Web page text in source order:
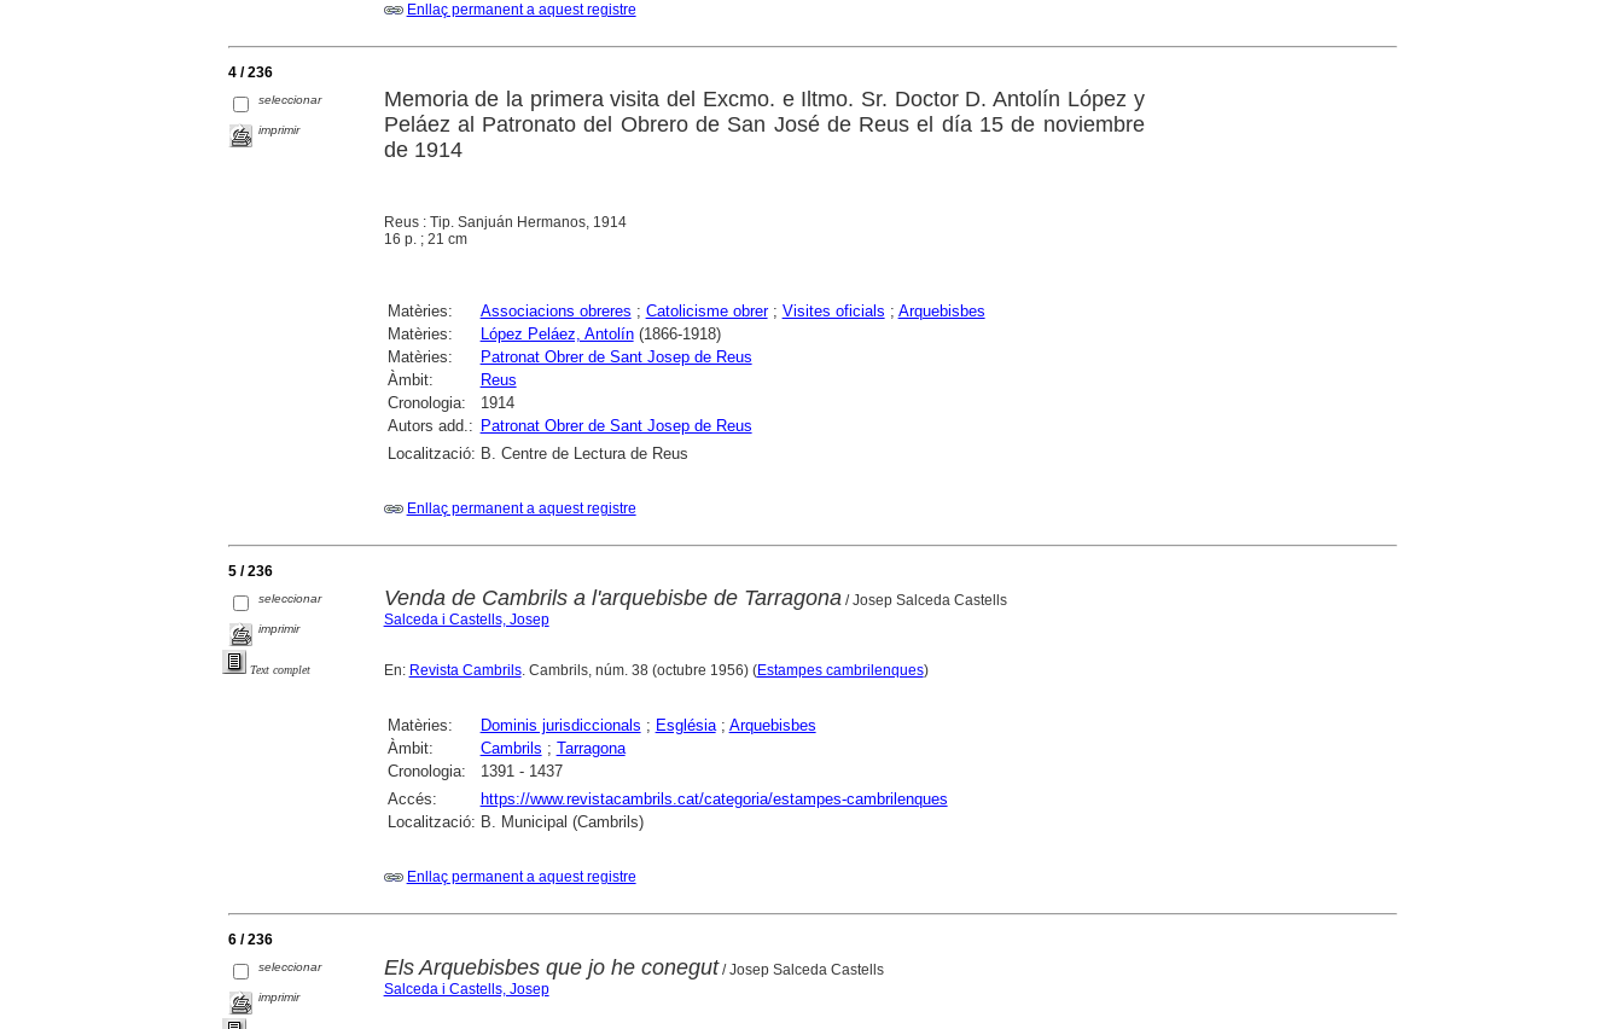
Enllaç permanent a aquest registre
4 / 236
seleccionar
imprimir
Memoria de la primera visita del Excmo. e Iltmo. Sr. Doctor D. Antolín López y
Peláez al Patronato del Obrero de San José de Reus el día 15 de noviembre
de 1914
Reus : Tip. Sanjuán Hermanos, 1914
16 p. ; 21 cm
Matèries: Associacions obreres ; Catolicisme obrer; Visites oficials ; Arquebisbes
Matèries:
López Peláez, Antolín(1866-1918)
Matèries:
Patronat Obrer de Sant Josep de Reus
Àmbit:
Reus
Cronologia:
1914
Autors add.: Patronat Obrer de Sant Josep de Reus
Localització: B. Centre de Lectura de Reus
Enllaç permanent a aquest registre
5 / 236
seleccionar
imprimir
Text complet
Venda de Cambrils a l'arquebisbe de Tarragona/ Josep Salceda Castells
Salceda i Castells, Josep
En: Revista Cambrils. Cambrils, núm. 38 (octubre 1956) (Estampes cambrilenques)
Matèries: Dominis jurisdiccionals ; Església; Arquebisbes
Àmbit:
Cambrils ; Tarragona
Cronologia:
1391 - 1437
Accés:
https://www.revistacambrils.cat/categoria/estampes-cambrilenques
Localització: B. Municipal (Cambrils)
Enllaç permanent a aquest registre
6 / 236
seleccionar
imprimir
Els Arquebisbes que jo he conegut/ Josep Salceda Castells
Salceda i Castells, Josep